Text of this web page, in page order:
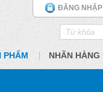
ĐĂNG NHẬP
PHẨM NHÃN HÀNG